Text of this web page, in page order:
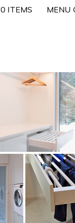
0 ITEMS MENU